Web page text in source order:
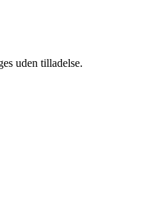
uden tilladelse.